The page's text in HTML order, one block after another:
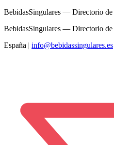
BebidasSingulares — Directorio
BebidasSingulares — Directorio
España | info@bebidassingulares.es